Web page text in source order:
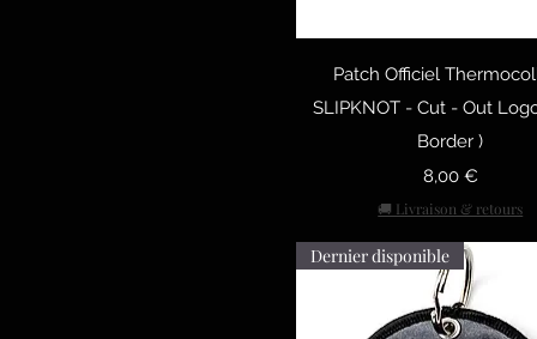
Быстрый
Patch Officiel
SLIPKNOT - Cut - Out
Border )
Цена
8,00 €
🚚 Livraison & retours
Dernier disponible